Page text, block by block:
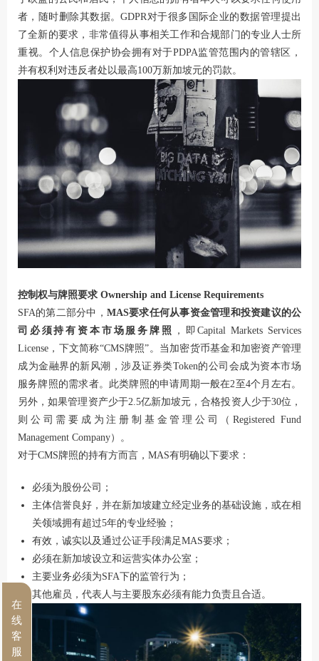
者，随时删除其数据。GDPR对于很多国际企业的数据管理提出
了全新的要求，非常值得从事相关工作和合规部门的专业人士所
重视。个人信息保护协会拥有对于PDPA监管范围内的管辖区，
并有权利对违反者处以最高100万新加坡元的罚款。
控制权与牌照要求 Ownership and License Requirements
SFA的第二部分中， MAS要求任何从事资金管理和投资建议的公
司必须持有资本市场服务牌照
，即Capital Markets Services
License，下文简称“CMS牌照”。当加密货币基金和加密资产管理
成为金融界的新风潮，涉及证券类Token的公司会成为资本市场
服务牌照的需求者。此类牌照的申请周期一般在2至4个月左右。
另外，如果管理资产少于2.5亿新加坡元，合格投资人少于30位，
则公司需要成为注册制基金管理公司（Registered Fund
Management Company）。
对于CMS牌照的持有方而言，MAS有明确以下要求：
必须为股份公司；
主体信誉良好，并在新加坡建立经定业务的基础设施，或在相
关领域拥有超过5年的专业经验；
有效，诚实以及通过公证手段满足MAS要求；
必须在新加坡设立和运营实体办公室；
主要业务必须为SFA下的监管行为；
其他雇员，代表人与主要股东必须有能力负责且合适。
在
线
客
服